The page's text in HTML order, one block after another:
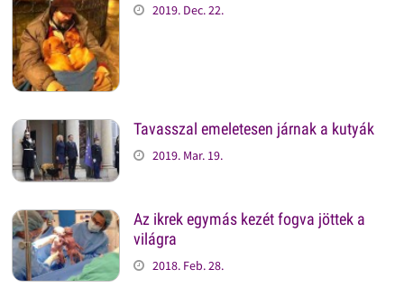
2019. Dec. 22.
Tavasszal emeletesen járnak a kutyák
2019. Mar. 19.
Az ikrek egymás kezét fogva jöttek a
világra
2018. Feb. 28.